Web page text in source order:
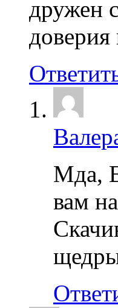
дружен
доверия
Мда,
вам